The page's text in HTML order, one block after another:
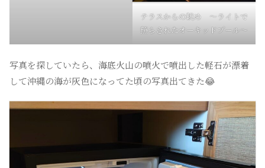
テラスからの眺め 〜ライトで
照らされたオーキッドプール〜
写真を探していたら、海底火山の噴火で噴出した軽石が漂着
して沖縄の海が灰色になってた頃の写真出てきた😂